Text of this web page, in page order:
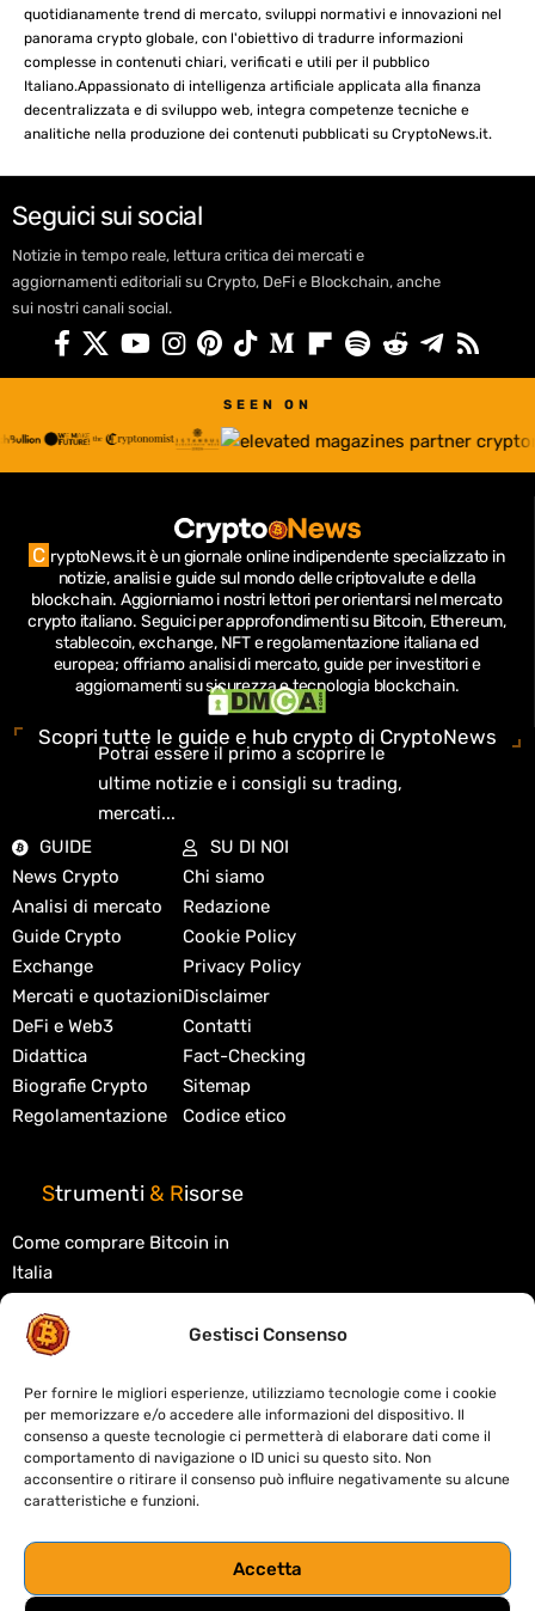
Gestisci Consenso
Per fornire le migliori esperienze, utilizziamo tecnologie come i cookie
per memorizzare e/o accedere alle informazioni del dispositivo. Il
consenso a queste tecnologie ci permetterà di elaborare dati come il
comportamento di navigazione o ID unici su questo sito. Non
acconsentire o ritirare il consenso può influire negativamente su alcune
caratteristiche e funzioni.
Accetta
quotidianamente trend di mercato, sviluppi normativi e innovazioni nel
panorama crypto globale, con l'obiettivo di tradurre informazioni
complesse in contenuti chiari, verificati e utili per il pubblico
Italiano.Appassionato di intelligenza artificiale applicata alla finanza
decentralizzata e di sviluppo web, integra competenze tecniche e
analitiche nella produzione dei contenuti pubblicati su CryptoNews.it.
Seguici sui social
Notizie in tempo reale, lettura critica dei mercati e
aggiornamenti editoriali su Crypto, DeFi e Blockchain, anche
sui nostri canali social.
SEEN ON
C ryptoNews.it è un giornale online indipendente specializzato in
notizie, analisi e guide sul mondo delle criptovalute e della
blockchain. Aggiorniamo i nostri lettori per orientarsi nel mercato
crypto italiano. Seguici per approfondimenti su Bitcoin, Ethereum,
stablecoin, exchange, NFT e regolamentazione italiana ed
europea; offriamo analisi di mercato, guide per investitori e
aggiornamenti su sicurezza e tecnologia blockchain.
Scopri tutte le guide e hub crypto di CryptoNews
Potrai essere il primo a scoprire le
ultime notizie e i consigli su trading,
mercati...
GUIDE
News Crypto
Analisi di mercato
Guide Crypto
Exchange
Mercati e quotazioni
DeFi e Web3
Didattica
Biografie Crypto
Regolamentazione
SU DI NOI
Chi siamo
Redazione
Cookie Policy
Privacy Policy
Disclaimer
Contatti
Fact-Checking
Sitemap
Codice etico
Strumenti & Risorse
Come comprare Bitcoin in
Italia
Migliori exchange crypto
Migliori wallet crypto
Tasse criptovalute in Italia
Cos'è la blockchain
Cos'è la DeFi
Crypto card: custodial o self-
custody